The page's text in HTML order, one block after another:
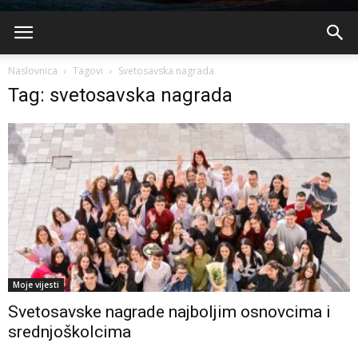
Naslovnica Tagovi Svetosavska nagrada
Tag: svetosavska nagrada
Moje vijesti
Svetosavske nagrade najboljim osnovcima i
srednjoškolcima